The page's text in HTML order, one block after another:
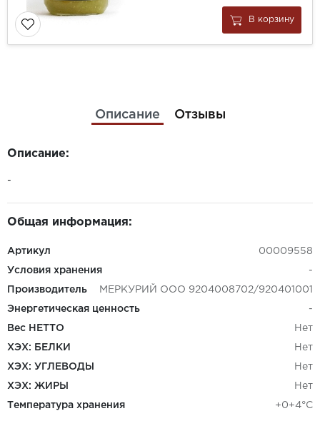
В корзину
Описание Отзывы
Описание:
-
Общая информация:
Артикул 00009558
Условия хранения -
Производитель МЕРКУРИЙ ООО 9204008702/920401001
Энергетическая ценность -
Вес НЕТТО Нет
ХЭХ: БЕЛКИ Нет
ХЭХ: УГЛЕВОДЫ Нет
ХЭХ: ЖИРЫ Нет
Температура хранения +0+4°C